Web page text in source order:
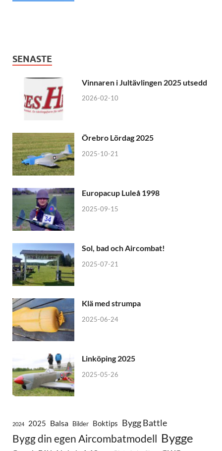
SENASTE
Vinnaren i Jultävlingen 2025 utsedd
2026-02-10
Örebro Lördag 2025
2025-10-21
Europacup Luleå 1998
2025-09-15
Sol, bad och Aircombat!
2025-07-21
Klä med strumpa
2025-06-24
Linköping 2025
2025-05-26
2024 2025 Balsa Bilder Boktips Bygg Battle
Bygg din egen Aircombatmodell Bygge